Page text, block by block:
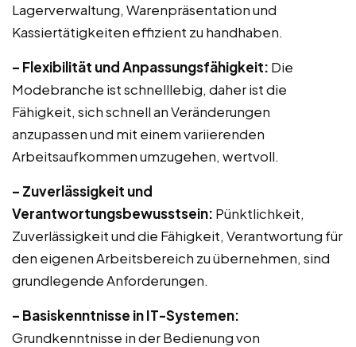
Lagerverwaltung, Warenpräsentation und
Kassiertätigkeiten effizient zu handhaben.
– Flexibilität und Anpassungsfähigkeit: Die
Modebranche ist schnelllebig, daher ist die
Fähigkeit, sich schnell an Veränderungen
anzupassen und mit einem variierenden
Arbeitsaufkommen umzugehen, wertvoll.
– Zuverlässigkeit und
Verantwortungsbewusstsein: Pünktlichkeit,
Zuverlässigkeit und die Fähigkeit, Verantwortung für
den eigenen Arbeitsbereich zu übernehmen, sind
grundlegende Anforderungen.
– Basiskenntnisse in IT-Systemen:
Grundkenntnisse in der Bedienung von